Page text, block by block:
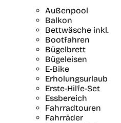
Außenpool
Balkon
Bettwäsche inkl.
Bootfahren
Bügelbrett
Bügeleisen
E-Bike
Erholungsurlaub
Erste-Hilfe-Set
Essbereich
Fahrradtouren
Fahrräder